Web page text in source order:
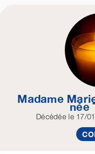
Madame
née
Décédéele 17/